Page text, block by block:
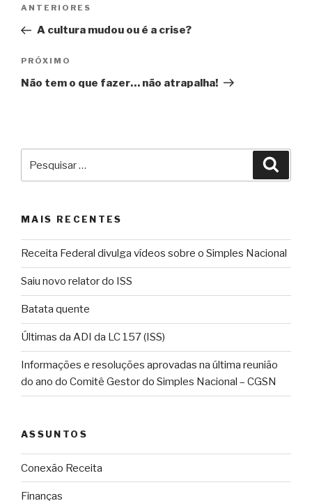
Post
Post
anterior
ANTERIORES
A cultura mudou ou é a crise?
Próximo
post
PRÓXIMO
Não tem o que fazer… não atrapalha!
por:
MAIS RECENTES
Receita Federal divulga vídeos sobre o Simples Nacional
Saiu novo relator do ISS
Batata quente
Últimas da ADI da LC 157 (ISS)
Informações e resoluções aprovadas na última reunião
do ano do Comitê Gestor do Simples Nacional – CGSN
ASSUNTOS
Conexão Receita
Finanças